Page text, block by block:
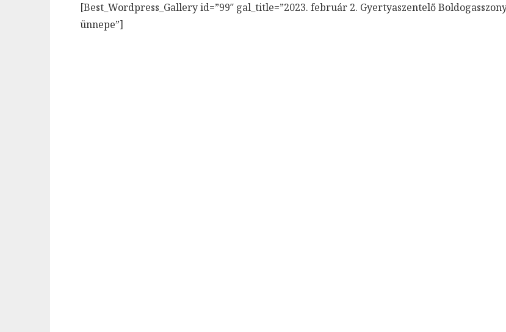
[Best_Wordpress_Gallery id=”99″ gal_title=”2023. február 2. Gyertyaszentelő
ünnepe”]